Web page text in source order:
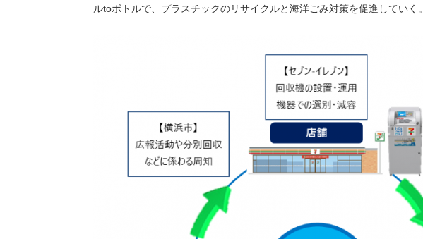
ルtoボトルで、プラスチックのリサイクルと海洋ごみ対策を促進していく。